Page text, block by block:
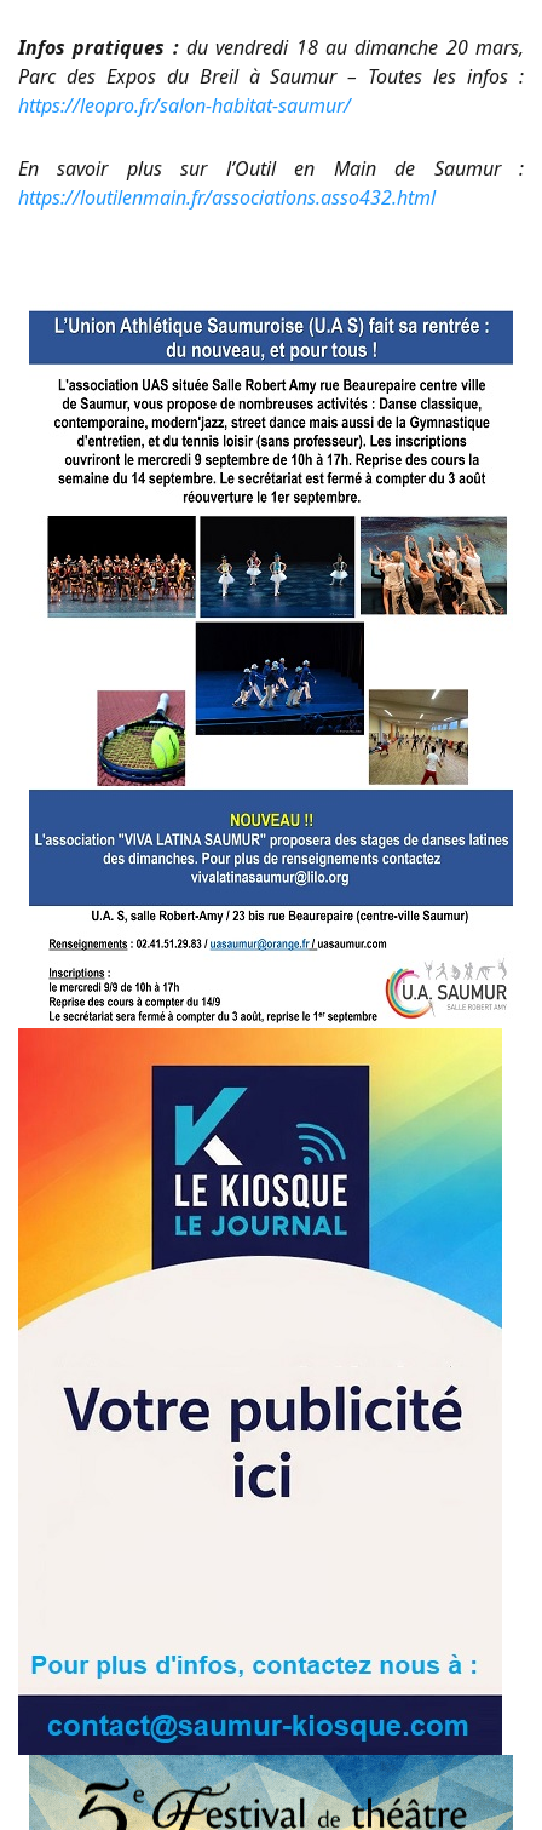
Infos pratiques :du vendredi 18 au dimanche 20 mars,
Parc des Expos du Breil à Saumur – Toutes les infos :
https://leopro.fr/salon-habitat-saumur/
En savoir plus sur l’Outil en Main de Saumur :
https://loutilenmain.fr/associations.asso432.html